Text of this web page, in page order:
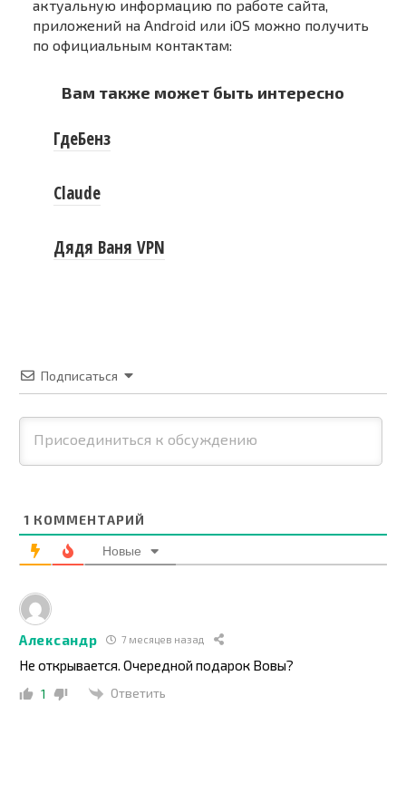
актуальную информацию по работе сайта,
приложений на Android или iOS можно получить
по официальным контактам:
Вам также может быть интересно
ГдеБенз
Claude
Дядя Ваня VPN
Подписаться
1 КОММЕНТАРИЙ
Новые
Александр 7 месяцев назад
Не открывается. Очередной подарок Вовы?
1 Ответить